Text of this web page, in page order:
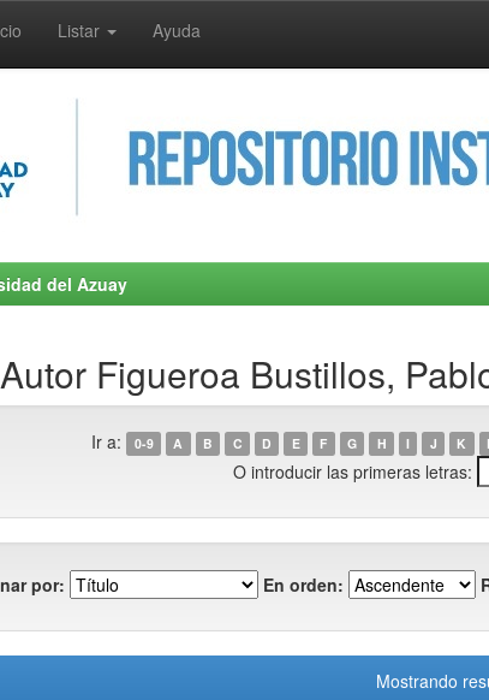
Listar Ayuda
del Azuay
Figueroa Bustillos,
Ir a: 0-9 A B C D E F G H I J K
O introducir las primeras letras:
por: En orden:
Mostrando